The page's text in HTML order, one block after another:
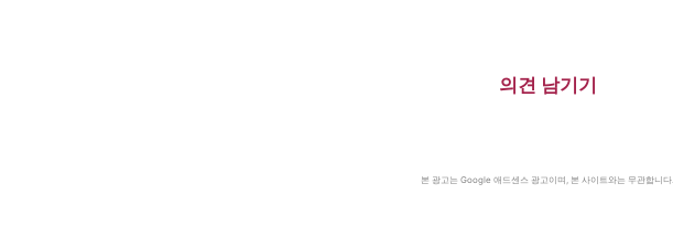
의견 남기기
본 광고는 Google 애드센스 광고이며, 본 사이트와는 무관합니다.